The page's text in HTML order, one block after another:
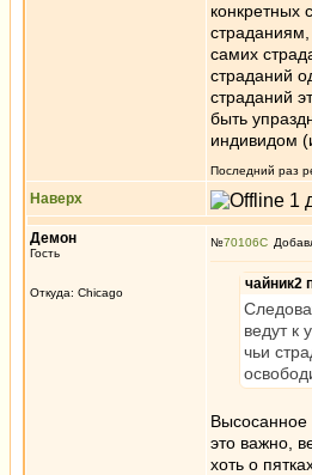
конкретных
самих
страданий
страданий
быть
индивидом
Последний раз
Наверх
Демон
Гость
Откуда: Chicago
№70106
чайник2
ведут к
чьи
Высосанное
это важно,
хоть о